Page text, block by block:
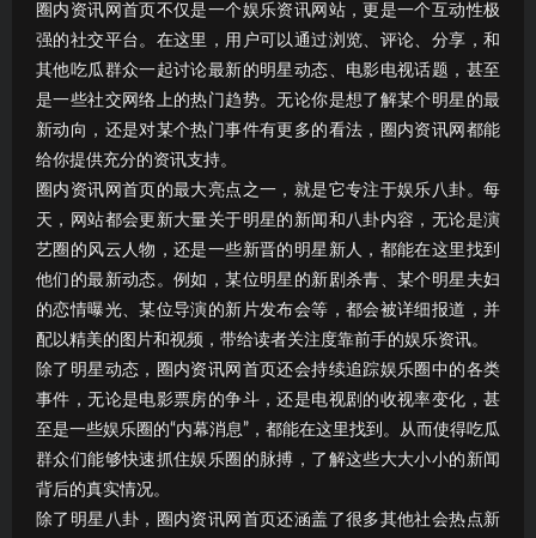
圈内资讯网首页不仅是一个娱乐资讯网站，更是一个互动性极
强的社交平台。在这里，用户可以通过浏览、评论、分享，和
其他吃瓜群众一起讨论最新的明星动态、电影电视话题，甚至
是一些社交网络上的热门趋势。无论你是想了解某个明星的最
新动向，还是对某个热门事件有更多的看法，圈内资讯网都能
给你提供充分的资讯支持。
圈内资讯网首页的最大亮点之一，就是它专注于娱乐八卦。每
天，网站都会更新大量关于明星的新闻和八卦内容，无论是演
艺圈的风云人物，还是一些新晋的明星新人，都能在这里找到
他们的最新动态。例如，某位明星的新剧杀青、某个明星夫妇
的恋情曝光、某位导演的新片发布会等，都会被详细报道，并
配以精美的图片和视频，带给读者关注度靠前手的娱乐资讯。
除了明星动态，圈内资讯网首页还会持续追踪娱乐圈中的各类
事件，无论是电影票房的争斗，还是电视剧的收视率变化，甚
至是一些娱乐圈的“内幕消息”，都能在这里找到。从而使得吃瓜
群众们能够快速抓住娱乐圈的脉搏，了解这些大大小小的新闻
背后的真实情况。
除了明星八卦，圈内资讯网首页还涵盖了很多其他社会热点新